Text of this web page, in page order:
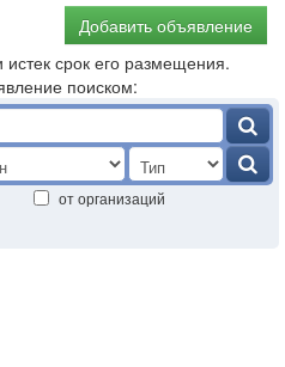
Добавить объявление
срок его размещения.
поиском:
от организаций